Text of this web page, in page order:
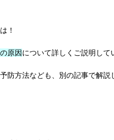
！
原因について詳しくご説明して
防方法なども、別の記事で解説